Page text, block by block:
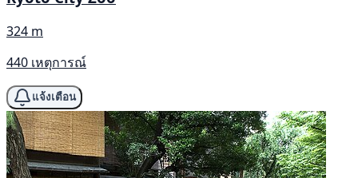
324 m
440 เหตุการณ์
แจ้งเตือน